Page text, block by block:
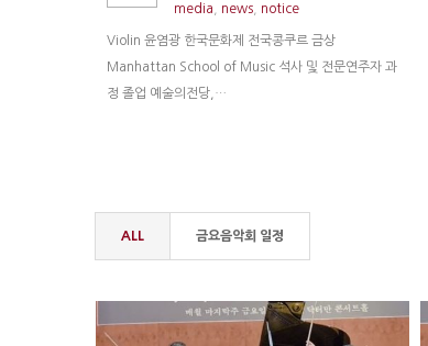
media news notice
Violin 윤염광 한국문화제 전국콩쿠르 금상
Manhattan School of Music 석사 및 전문연주자 과
정 졸업 예술의전당,…
ALL 금요음악회 일정